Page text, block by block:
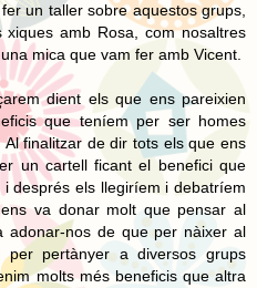
un taller sobre aquestos grups,
amb Rosa, com nosaltres
mica que vam fer amb Vicent.
dient els que ens pareixien
que teníem per ser homes
finalitzar de dir tots els que ens
un cartell ficant el benefici que
després els llegiríem i debatríem
va donar molt que pensar al
adonar-nos de que per nàixer al
pertànyer a diversos grups
molts més beneficis que altra